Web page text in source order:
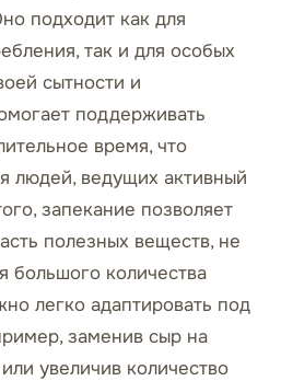
подходит как для
так и для особых
сытности и
поддерживать
время, что
людей, ведущих активный
запекание позволяет
полезных веществ, не
большого количества
легко адаптировать под
заменив сыр на
увеличив количество